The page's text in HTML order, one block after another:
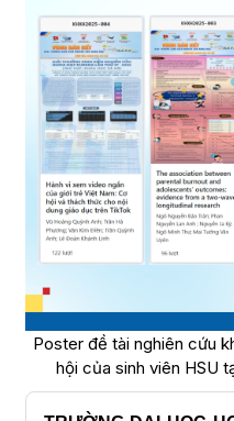
Poster đề tài nghiên cứu
hội của sinh viên HSU